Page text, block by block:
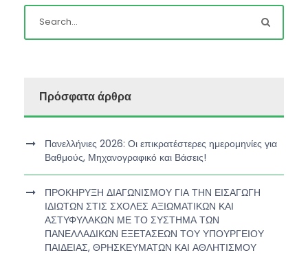
Πρόσφατα άρθρα
Πανελλήνιες 2026: Οι επικρατέστερες ημερομηνίες για
Βαθμούς, Μηχανογραφικό και Βάσεις!
ΠΡΟΚΗΡΥΞΗ ΔΙΑΓΩΝΙΣΜΟΥ ΓΙΑ ΤΗΝ ΕΙΣΑΓΩΓΗ
ΙΔΙΩΤΩΝ ΣΤΙΣ ΣΧΟΛΕΣ ΑΞΙΩΜΑΤΙΚΩΝ ΚΑΙ
ΑΣΤΥΦΥΛΑΚΩΝ ΜΕ ΤΟ ΣΥΣΤΗΜΑ ΤΩΝ
ΠΑΝΕΛΛΑΔΙΚΩΝ ΕΞΕΤΑΣΕΩΝ ΤΟΥ ΥΠΟΥΡΓΕΙΟΥ
ΠΑΙΔΕΙΑΣ, ΘΡΗΣΚΕΥΜΑΤΩΝ ΚΑΙ ΑΘΛΗΤΙΣΜΟΥ